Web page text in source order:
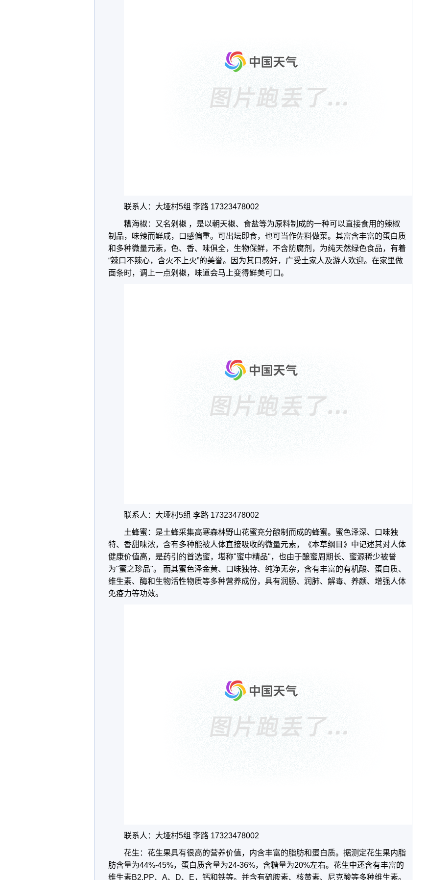
联系人：大垭村5组 李路 17323478002
糟海椒：又名剁椒 ，是以朝天椒、食盐等为原料制成的一种可以直接食用的辣椒
制品，味辣而鲜咸，口感偏重。可出坛即食，也可当作佐料做菜。其富含丰富的蛋白质
和多种微量元素，色、香、味俱全，生物保鲜，不含防腐剂，为纯天然绿色食品，有着
“辣口不辣心，含火不上火”的美誉。因为其口感好，广受土家人及游人欢迎。在家里做
面条时，调上一点剁椒，味道会马上变得鲜美可口。
联系人：大垭村5组 李路 17323478002
土蜂蜜：是土蜂采集高寒森林野山花蜜充分酿制而成的蜂蜜。蜜色泽深、口味独
特、香甜味浓，含有多种能被人体直接吸收的微量元素，《本草纲目》中记述其对人体
健康价值高，是药引的首选蜜，堪称"蜜中精品"，也由于酿蜜周期长、蜜源稀少被誉
为"蜜之珍品"。 而其蜜色泽金黄、口味独特、纯净无杂，含有丰富的有机酸、蛋白质、
维生素、酶和生物活性物质等多种营养成份，具有润肠、润肺、解毒、养颜、增强人体
免疫力等功效。
联系人：大垭村5组 李路 17323478002
花生：花生果具有很高的营养价值，内含丰富的脂肪和蛋白质。据测定花生果内脂
肪含量为44%-45%，蛋白质含量为24-36%，含糖量为20%左右。花生中还含有丰富的
维生素B2.PP、A、D、E，钙和铁等。并含有硫胺素、核黄素、尼克酸等多种维生素。